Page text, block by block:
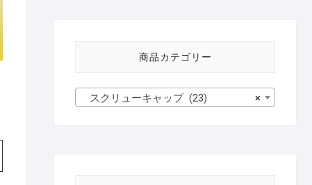
商品カテゴリー
×
スクリューキャップ (23)